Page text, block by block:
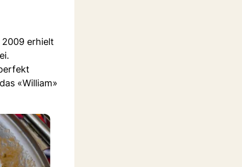
erhielt
«William»